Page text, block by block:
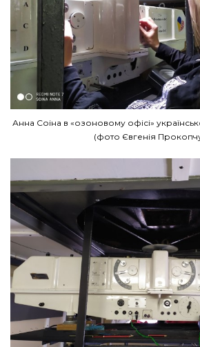
Анна Соіна в «озоновому офісі»
(фото Євгенія